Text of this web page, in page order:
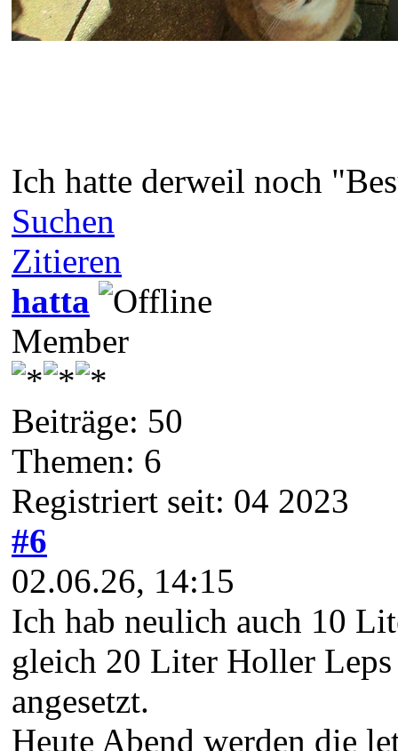
Ich hatte derweil noch
Suchen
Zitieren
hatta
Member
Beiträge: 50
Themen: 6
Registriert seit: 04 2023
#6
02.06.26, 14:15
Ich hab neulich auch 10
gleich 20 Liter Holler
angesetzt.
Heute Abend werden die